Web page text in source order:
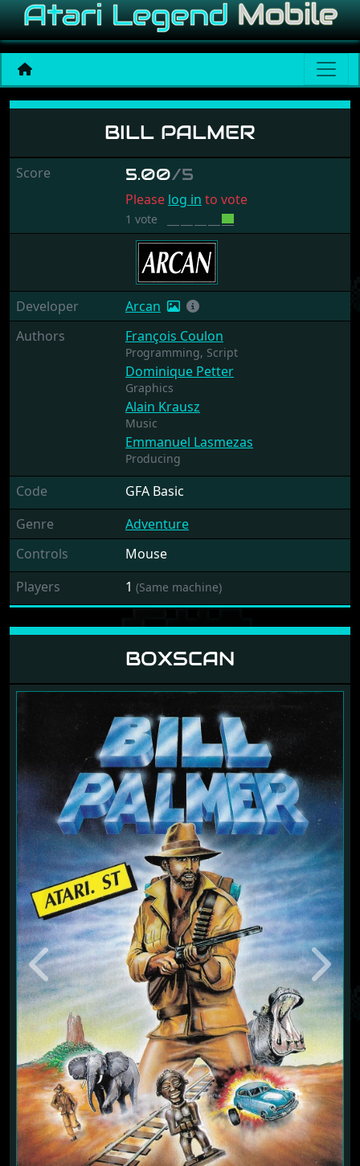
Bill Palmer
BILL PALMER
Score 5.00/5
Please log in to vote
1 vote
Developer
Arcan
Authors
François Coulon
Programming, Script
Dominique Petter
Graphics
Alain Krausz
Music
Emmanuel Lasmezas
Producing
Code
GFA Basic
Genre
Adventure
Controls
Mouse
Players
1 (Same machine)
BOXSCAN
Previous Next